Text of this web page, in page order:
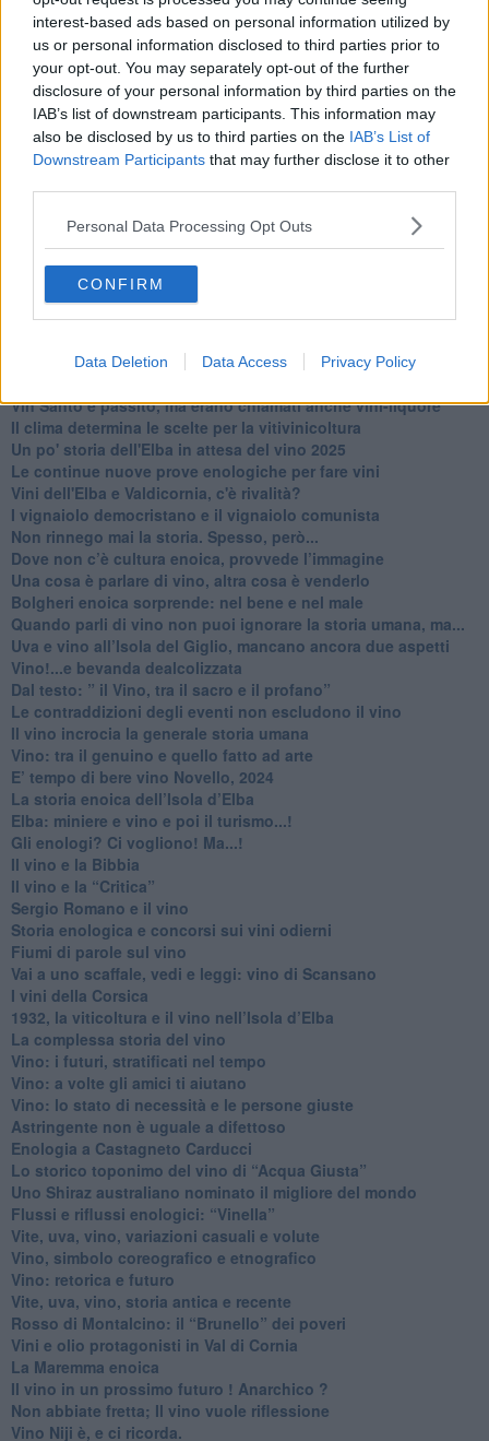
interest-based ads based on personal information utilized by
us or personal information disclosed to third parties prior to
your opt-out. You may separately opt-out of the further
disclosure of your personal information by third parties on the
IAB’s list of downstream participants. This information may
also be disclosed by us to third parties on the IAB’s List of
Downstream Participants that may further disclose it to other
Personal Data Processing Opt Outs
CONFIRM
Data Deletion Data Access Privacy Policy
Ti potrebbe interessare anche:
Articoli dal Blog “Vignaioli e vini” di Nadio Stronchi
​Che “Odissea sia”
​La volontà di essere “primi”
Norme viticole e enologiche che miglioreranno la qualità
​I vini della Maremma si stanno arricchendo
Vino, il clima ci mette alle “corde”
Il terroir necessario per il vino del futuro
​Libreria antiquaria e il “vino scritto”
​Vin Santo e passito, ma erano chiamati anche vini-liquore
Il clima determina le scelte per la vitivinicoltura
Un po' storia dell'Elba in attesa del vino 2025
Le continue nuove prove enologiche per fare vini
Vini dell'Elba e Valdicornia, c'è rivalità?
​I vignaiolo democristano e il vignaiolo comunista
​Non rinnego mai la storia. Spesso, però...
​Dove non c’è cultura enoica, provvede l’immagine
​Una cosa è parlare di vino, altra cosa è venderlo
Bolgheri enoica sorprende: nel bene e nel male
​Quando parli di vino non puoi ignorare la storia umana, ma...
Uva e vino all’Isola del Giglio, mancano ancora due aspetti
​Vino!...e bevanda dealcolizzata
​Dal testo: ” il Vino, tra il sacro e il profano”
Le contraddizioni degli eventi non escludono il vino
​Il vino incrocia la generale storia umana
Vino: tra il genuino e quello fatto ad arte
E’ tempo di bere vino Novello, 2024
La storia enoica dell’Isola d’Elba
Elba: miniere e vino e poi il turismo...!
​Gli enologi? Ci vogliono! Ma...!
​Il vino e la Bibbia
​Il vino e la “Critica”
Sergio Romano e il vino
​Storia enologica e concorsi sui vini odierni
Fiumi di parole sul vino
​Vai a uno scaffale, vedi e leggi: vino di Scansano
​I vini della Corsica
​1932, la viticoltura e il vino nell’Isola d’Elba
​La complessa storia del vino
​Vino: i futuri, stratificati nel tempo
Vino: a volte gli amici ti aiutano
Vino: lo stato di necessità e le persone giuste
​Astringente non è uguale a difettoso
Enologia a Castagneto Carducci
Lo storico toponimo del vino di “Acqua Giusta”
Uno Shiraz australiano nominato il migliore del mondo
​Flussi e riflussi enologici: “Vinella”
Vite, uva, vino, variazioni casuali e volute
Vino, simbolo coreografico e etnografico
​Vino: retorica e futuro
​Vite, uva, vino, storia antica e recente
​Rosso di Montalcino: il “Brunello” dei poveri
Vini e olio protagonisti in Val di Cornia
​La Maremma enoica
Il vino in un prossimo futuro ! Anarchico ?
​Non abbiate fretta; Il vino vuole riflessione
​Vino Niji è, e ci ricorda.